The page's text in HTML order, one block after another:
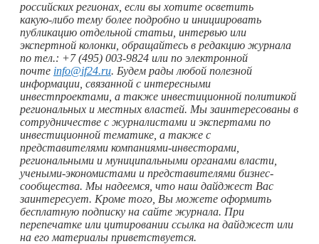
российских регионах, если вы хотите осветить
какую-либо тему более подробно и инициировать
публикацию отдельной статьи, интервью или
экспертной колонки, обращайтесь в редакцию журнала
по тел.: +7 (495) 003-9824 или по электронной
почте info@if24.ru. Будем рады любой полезной
информации, связанной с интересными
инвестпроектами, а также инвестиционной политикой
региональных и местных властей. Мы заинтересованы в
сотрудничестве с журналистами и экспертами по
инвестиционной тематике, а также с
представителями компаниями-инвесторами,
региональными и муниципальными органами власти,
учеными-экономистами и представителями бизнес-
сообщества. Мы надеемся, что наш дайджест Вас
заинтересует. Кроме того, Вы можете оформить
бесплатную подписку на сайте журнала. При
перепечатке или цитировании ссылка на дайджест или
на его материалы приветствуется.